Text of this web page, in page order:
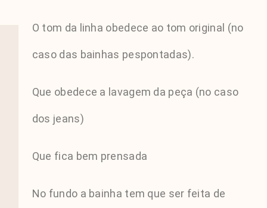
O tom da linha obedece ao tom original (no
caso das bainhas pespontadas).
Que obedece a lavagem da peça (no caso
dos jeans)
Que fica bem prensada
No fundo a bainha tem que ser feita de